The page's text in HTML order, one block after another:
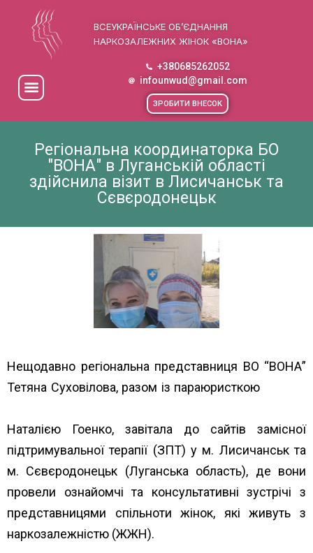
ВСЕУКРАЇНСЬКЕ ОБ’ЄДНАННЯ
НАРКОЗАЛЕЖНИХ ЖІНОК «ВОНА»
+380685262052
infounwud@gmail.com
ЗРОБИТИ ВНЕСОК
Регіональна координаторка БО
"ВОНА" в Луганській області
здійснила візит в Лисичанськ та
Сєвєродонецьк
Нещодавно регіональна представниця ВО “ВОНА”
Тетяна Суховілова, разом із параюристкою
Наталією Гоенко, завітала до сайтів замісної
підтримувальної терапії (ЗПТ) у м. Лисичанськ та
м. Сєвєродонецьк (Луганська область), де вони
провели ознайомчі та консультативні зустрічі з
представницями спільноти жінок, які живуть з
наркозалежністю (ЖЖН).